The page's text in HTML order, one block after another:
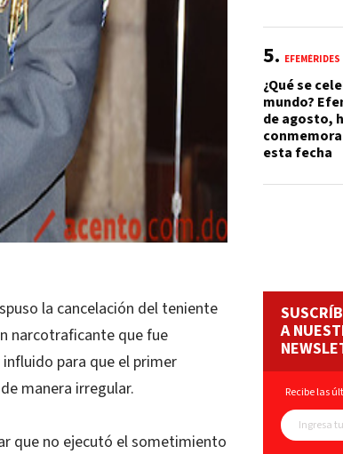
la cancelación del teniente
narcotraficante que fue
para que el primer
manera irregular.
que no ejecutó el sometimiento
EFEMÉRIDES
¿Qué se
mundo?
de agosto,
esta fecha
A
Recibe las